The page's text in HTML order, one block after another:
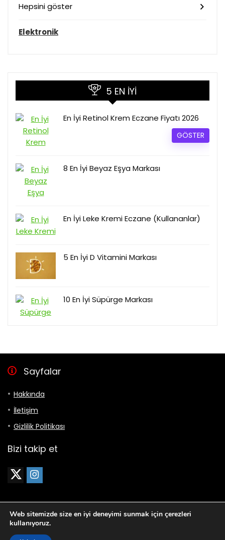
Hepsini göster
Elektronik
5 EN İYI
En İyi Retinol Krem Eczane Fiyatı 2026
GÖSTER
8 En İyi Beyaz Eşya Markası
En İyi Leke Kremi Eczane (Kullananlar)
5 En İyi D Vitamini Markası
10 En İyi Süpürge Markası
Sayfalar
Hakkında
İletişim
Gizlilik Politikası
Bizi takip et
Web sitemizde size en iyi deneyimi sunmak için çerezleri
kullanıyoruz.